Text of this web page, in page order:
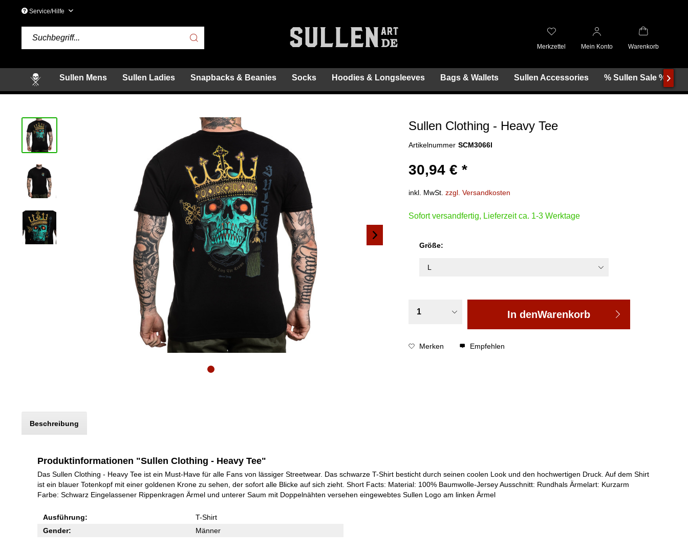
Service/Hilfe
Merkzettel Mein Konto Warenkorb
Sullen Mens Sullen Ladies Snapbacks & Beanies Socks Hoodies & Longsleeves Bags & Wallets Sullen Accessories % Sullen Sale % 
Sullen Clothing - Heavy Tee
Artikelnummer SCM3066l
30,94 € *
inkl. MwSt. zzgl. Versandkosten
Sofort versandfertig, Lieferzeit ca. 1-3 Werktage
Größe:
In denWarenkorb
Merken Empfehlen
Beschreibung
Produktinformationen "Sullen Clothing - Heavy Tee"
Das Sullen Clothing - Heavy Tee ist ein Must-Have für alle Fans von lässiger Streetwear. Das schwarze T-Shirt besticht durch seinen coolen Look und den hochwertigen Druck. Auf dem Shirt
ist ein blauer Totenkopf mit einer goldenen Krone zu sehen, der sofort alle Blicke auf sich zieht. Short Facts: Material: 100% Baumwolle-Jersey Ausschnitt: Rundhals Ärmelart: Kurzarm
Farbe: Schwarz Eingelassener Rippenkragen Ärmel und unterer Saum mit Doppelnähten versehen eingewebtes Sullen Logo am linken Ärmel
Ausführung:
T-Shirt
Gender:
Männer